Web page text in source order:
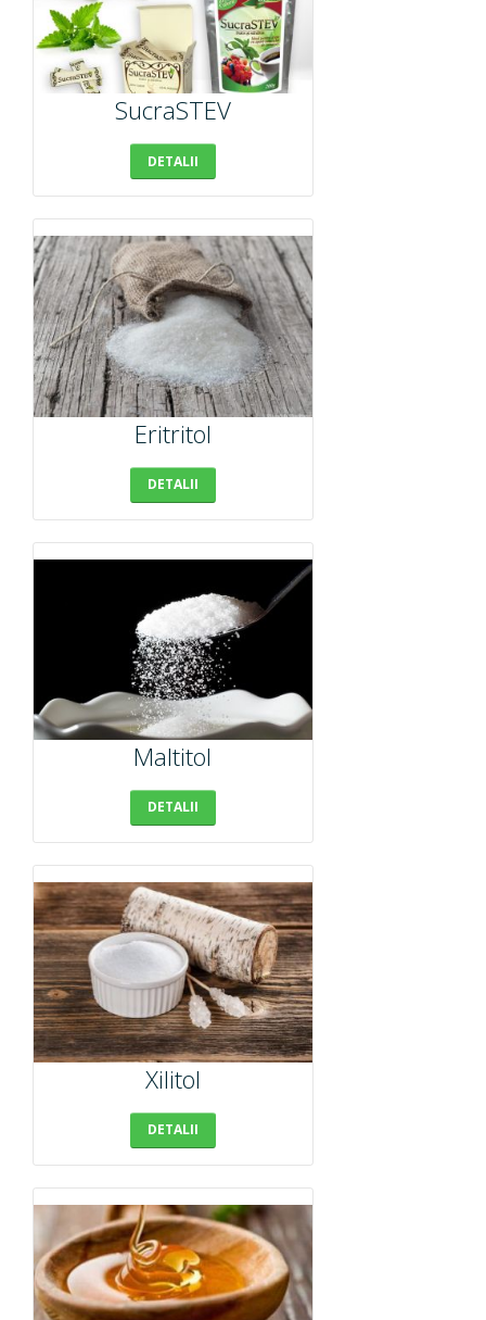
Arome alimentare
Filtre UV
Coloranti
Conservanti
SucraSTEV
DETALII
Eritritol
DETALII
Maltitol
DETALII
Xilitol
DETALII